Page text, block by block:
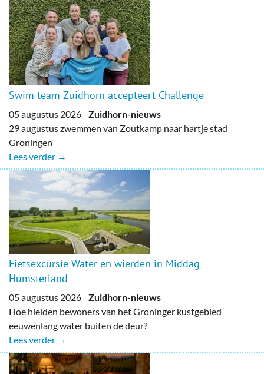
Swim team Zuidhorn accepteert Challenge
05 augustus 2026 Zuidhorn-nieuws
29 augustus zwemmen van Zoutkamp naar hartje stad
Groningen
Lees verder →
Fietsexcursie Water en wierden in Middag-
Humsterland
05 augustus 2026 Zuidhorn-nieuws
Hoe hielden bewoners van het Groninger kustgebied
eeuwenlang water buiten de deur?
Lees verder →